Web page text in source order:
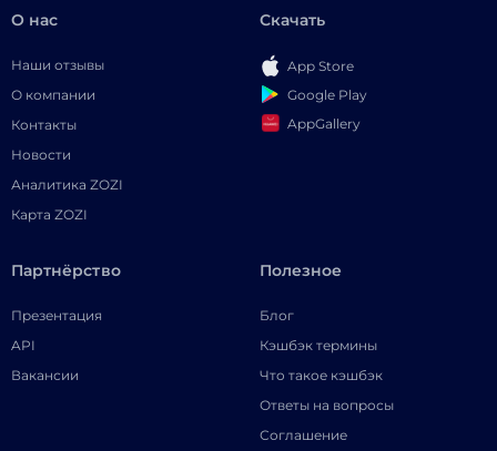
О нас
Наши отзывы
О компании
Контакты
Новости
Аналитика ZOZI
Карта ZOZI
Скачать
App Store
Google Play
AppGallery
Партнёрство
Презентация
API
Вакансии
Полезное
Блог
Кэшбэк термины
Что такое кэшбэк
Ответы на вопросы
Соглашение